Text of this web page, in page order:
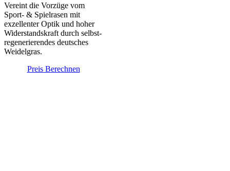
Vereint die Vorzüge vom
Sport- & Spielrasen mit
exzellenter Optik und hoher
Wider­stands­­kraft durch selbst­
regenerierendes deutsches
Weidelgras.
Preis Berechnen